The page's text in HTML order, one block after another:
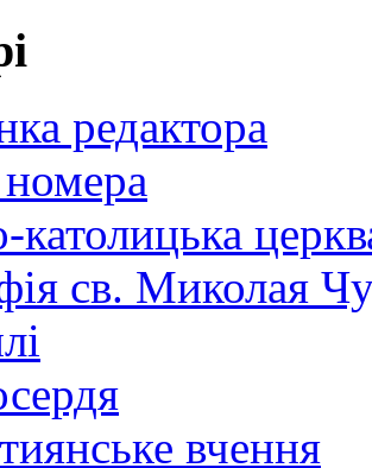
редактора
католицька
св. Миколая
вчення